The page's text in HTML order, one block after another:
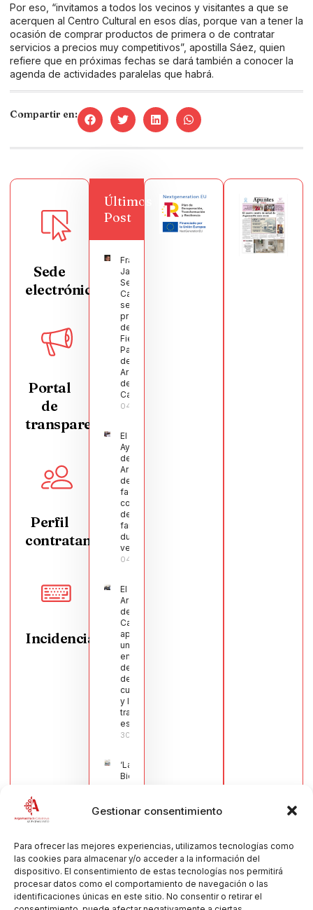
Gestionar consentimiento
Para ofrecer las mejores experiencias, utilizamos tecnologías como
las cookies para almacenar y/o acceder a la información del
dispositivo. El consentimiento de estas tecnologías nos permitirá
procesar datos como el comportamiento de navegación o las
identificaciones únicas en este sitio. No consentir o retirar el
Por eso, “invitamos a todos los vecinos y visitantes a que se
acerquen al Centro Cultural en esos días, porque van a tener la
ocasión de comprar productos de primera o de contratar
servicios a precios muy competitivos”, apostilla Sáez, quien
refiere que en próximas fechas se dará también a conocer la
agenda de actividades paralelas que habrá.
Compartir en:
Sede
electrónica
Portal
de
transparencia
Perfil
contratante
Incidencias
Últimos
Post
Francisco
Javier
Segura
Castellanos
será el
pregonero
de las
Fiestas
Patronales
de
Argamasilla
de
Calatrava
04/08/2026
El
Ayuntamiento
de
Argamasilla
de Calatrava
facilita la
conciliación
de 200
familias
durante el
verano
04/08/2026
El Pleno de
Argamasilla
de
Calatrava
aprueba
una moción
en defensa
del sector
de la
cuchillería
y la navaja
tradicional
española
30/07/2026
‘La
Bienvenida’,
estampa de
de la Virgen
Muñoz
Muñoz,
anuncia las
Fiestas
Patronales
2026